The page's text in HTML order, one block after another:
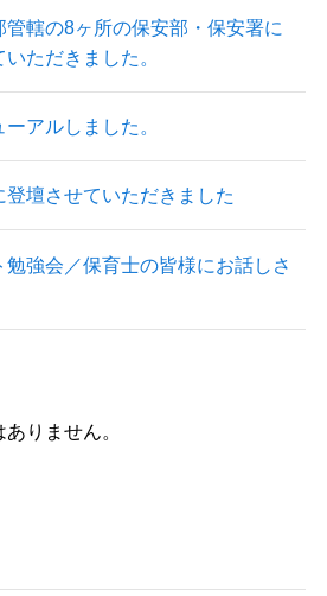
轄の8ヶ所の保安部・保安署に
ただきました。
アルしました。
壇させていただきました
強会／保育士の皆様にお話しさ
りません。